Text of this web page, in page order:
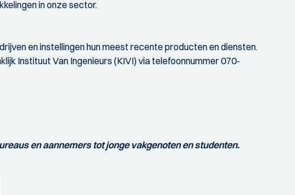
in onze sector.
en instellingen hun meest recente producten en diensten.
Instituut Van Ingenieurs (KIVI) via telefoonnummer 070-
en aannemers tot jonge vakgenoten en studenten.